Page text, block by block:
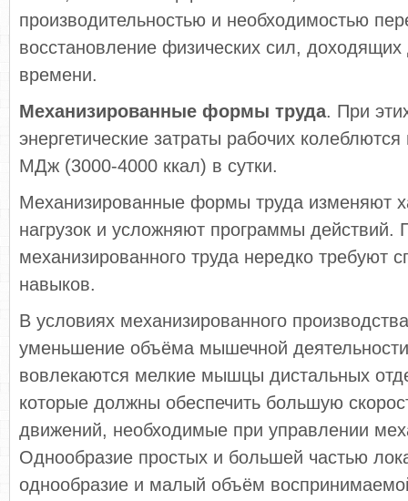
производительностью и необходимостью
восстановление физических сил, доходящих
времени.
Механизированные формы труда. При
энергетические затраты рабочих
МДж (3000-4000 ккал) в сутки.
Механизированные формы труда изменяют
нагрузок и усложняют программы действий.
механизированного труда нередко требуют
навыков.
В условиях механизированного
уменьшение объёма мышечной
вовлекаются мелкие мышцы дистальных
которые должны обеспечить большую
движений, необходимые при управлении
Однообразие простых и большей частью
однообразие и малый объём